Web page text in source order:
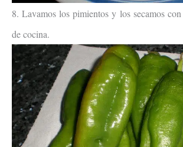
8. Lavamos los pimientos y los secamos
de cocina.